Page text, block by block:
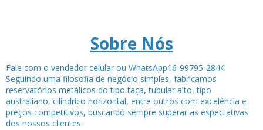
Sobre Nós
Fale com o vendedor celular ou WhatsApp16-99795-2844
Seguindo uma filosofia de negócio simples, fabricamos
reservatórios metálicos do tipo taça, tubular alto, tipo
australiano, cilíndrico horizontal, entre outros com excelência e
preços competitivos, buscando sempre superar as espectativas
dos nossos clientes.